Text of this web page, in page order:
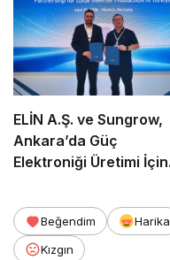
ELİN A.Ş. ve Sungrow,
Ankara’da Güç
Elektroniği Üretimi İçin
Beğendim Harika
Kızgın